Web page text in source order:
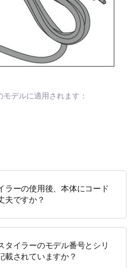
デルに適用されます：
ラーの使用後、本体にコード
夫ですか？
タイラーのモデル番号とシリ
載されていますか？